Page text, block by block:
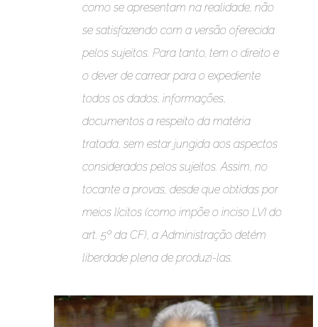
como se apresentam na realidade, não
se satisfazendo com a versão oferecida
pelos sujeitos. Para tanto, tem o direito e
o dever de carrear para o expediente
todos os dados, informações,
documentos a respeito da matéria
tratada, sem estar jungida aos aspectos
considerados pelos sujeitos. Assim, no
tocante a provas, desde que obtidas por
meios lícitos (como impõe o inciso LVI do
art. 5º da CF), a Administração detém
liberdade plena de produzi-las.